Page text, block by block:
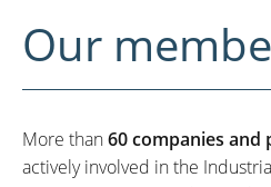
Our
More than60 companies and
actively involved in the